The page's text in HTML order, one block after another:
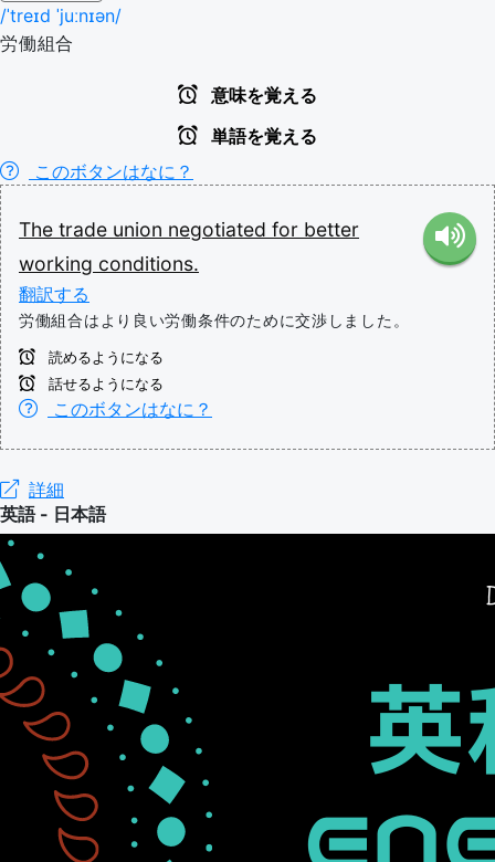
/ˈtreɪd ˈjuːnɪən/
労働組合
意味を覚える
単語を覚える
このボタンはなに？
The trade union negotiated for better
working conditions.
翻訳する
労働組合はより良い労働条件のために交渉しました。
読めるようになる
話せるようになる
このボタンはなに？
詳細
英語 - 日本語